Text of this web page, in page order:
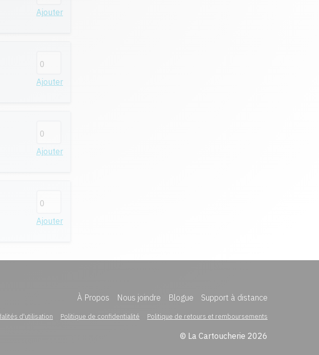
Ajouter
Ajouter
Ajouter
Ajouter
À Propos Nous joindre Blogue Support à distance
d'utilisation Politique de confidentialité Politique de retours et remboursements
© La Cartoucherie 2026